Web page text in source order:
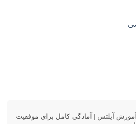
آیلتس | آمادگی کامل برای موفقیت